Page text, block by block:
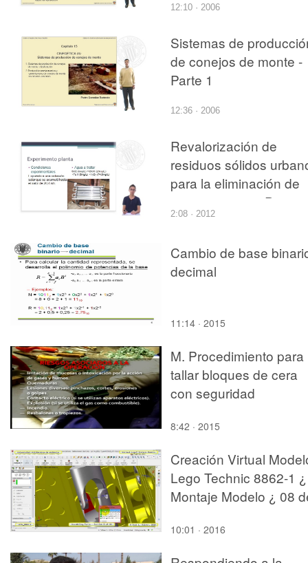
12:10 · 2006
Sistemas de
de conejos de monte -
Parte 1
12:36 · 2006
Revalorización de
residuos sólidos
para la eliminación de
contaminantes. Parte 2
2:08 · 2012
Cambio de base
decimal
11:14 · 2015
M. Procedimiento para
tallar bloques de cera
con seguridad
8:42 · 2015
Creación Virtual
Lego Technic 8862-1 ¿
Montaje Modelo ¿ 08
10:01 · 2016